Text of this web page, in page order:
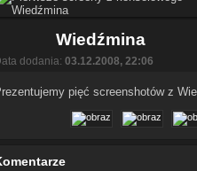
Wiedźmina
dodania: 03.12.2008, 22:06
pięć screenshotów z